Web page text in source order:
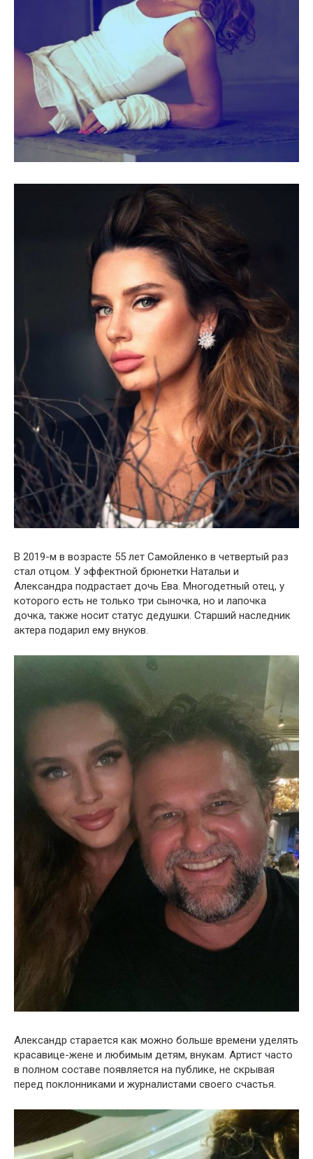
В 2019-м в возрасте 55 лет Самойленко в четвертый раз
стал отцом. У эффектной брюнетки Натальи и
Александра подрастает дочь Ева. Многодетный отец, у
которого есть не только три сыночка, но и лапочка
дочка, также носит статус дедушки. Старший наследник
актера подарил ему внуков.
Александр старается как можно больше времени уделять
красавице-жене и любимым детям, внукам. Артист часто
в полном составе появляется на публике, не скрывая
перед поклонниками и журналистами своего счастья.